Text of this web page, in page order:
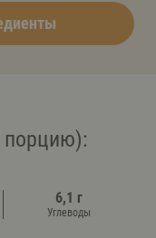
порцию):
6,1 г
Углеводы